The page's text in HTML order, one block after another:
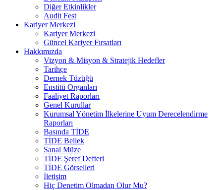
Diğer Etkinlikler
Audit Fest
Kariyer Merkezi
Kariyer Merkezi
Güncel Kariyer Fırsatları
Hakkımızda
Vizyon & Misyon & Stratejik Hedefler
Tarihçe
Dernek Tüzüğü
Enstitü Organları
Faaliyet Raporları
Genel Kurullar
Kurumsal Yönetim İlkelerine Uyum Derecelendirme
Raporları
Basında TİDE
TİDE Bellek
Sanal Müze
TİDE Şeref Defteri
TİDE Görselleri
İletişim
Hiç Denetim Olmadan Olur Mu?